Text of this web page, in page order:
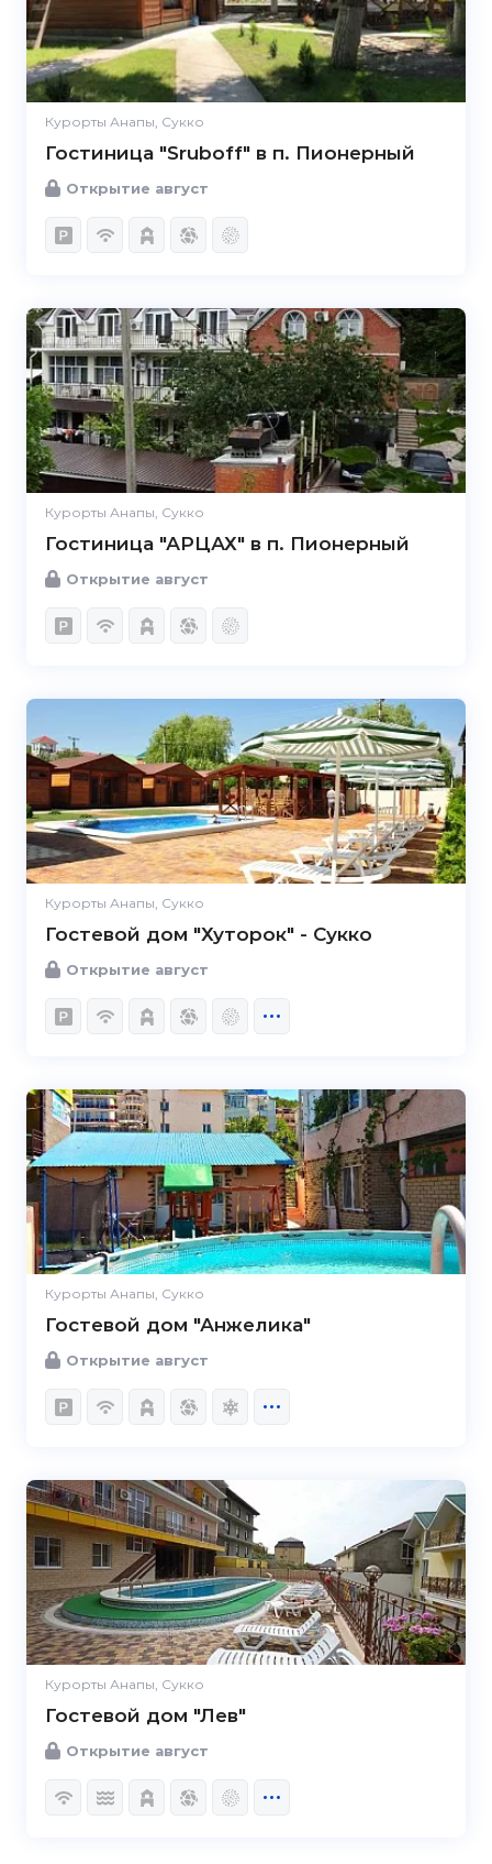
Курорты Анапы, Сукко
Гостиница "Sruboff" в п. Пионерный
Открытие август
Курорты Анапы, Сукко
Гостиница "АРЦАХ" в п. Пионерный
Открытие август
Курорты Анапы, Сукко
Гостевой дом "Хуторок" - Сукко
Открытие август
Курорты Анапы, Сукко
Гостевой дом "Анжелика"
Открытие август
Курорты Анапы, Сукко
Гостевой дом "Лев"
Открытие август